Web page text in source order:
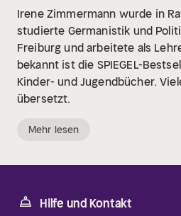
Irene Zimmermann wurde in
studierte Germanistik und
Freiburg und arbeitete als
bekannt ist die SPIEGEL-
Kinder- und Jugendbücher.
übersetzt.
Mehr lesen
Hilfe und Kontakt